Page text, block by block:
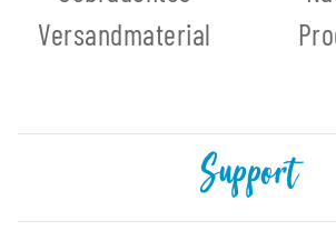
Versandmaterial
Support